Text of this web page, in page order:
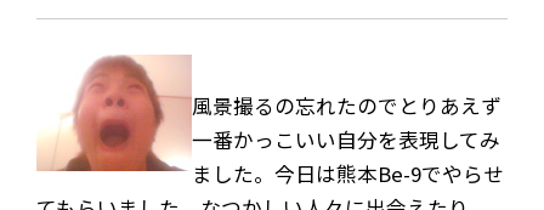
風景撮るの忘れたのでとりあえず
一番かっこいい自分を表現してみ
ました。今日は熊本Be-9でやらせ